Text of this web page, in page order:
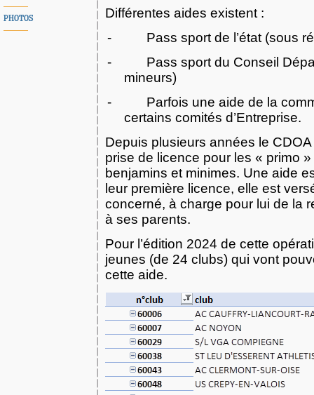
PHOTOS
Différentes aides existent :
-
Pass sport de l’état (sous
-
Pass sport du Conseil
mineurs)
-
Parfois une aide de la
certains comités d’Entreprise.
Depuis plusieurs années le
prise de licence pour les « primo
benjamins et minimes. Une aide
leur première licence, elle est
concerné, à charge pour lui de la
à ses parents.
Pour l’édition 2024 de cette
jeunes (de 24 clubs) qui vont
cette aide.